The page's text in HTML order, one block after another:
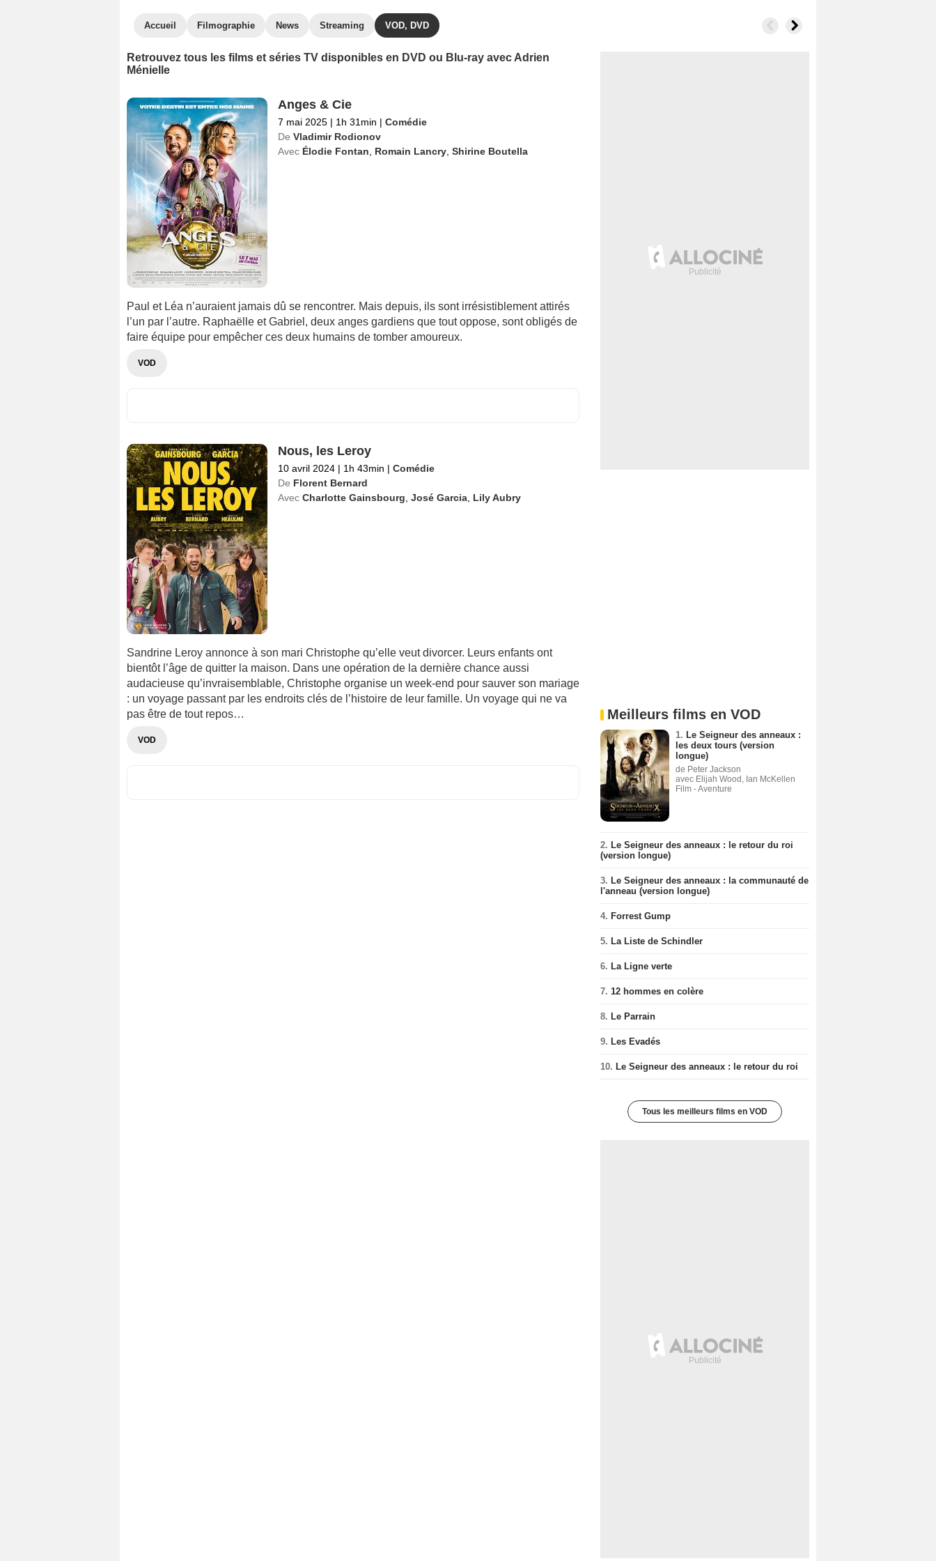
Accueil Filmographie News Streaming VOD, DVD
Retrouvez tous les films et séries TV disponibles en DVD ou Blu-ray avec Adrien
Ménielle
Anges & Cie
7 mai 2025 | 1h 31min | Comédie
De Vladimir Rodionov
Avec Élodie Fontan Romain Lancry, Shirine Boutella
Paul et Léa n’auraient jamais dû se rencontrer. Mais depuis, ils sont irrésistiblement attirés
l’un par l’autre. Raphaëlle et Gabriel, deux anges gardiens que tout oppose, sont obligés de
faire équipe pour empêcher ces deux humains de tomber amoureux.
VOD
Nous, les Leroy
10 avril 2024 | 1h 43min | Comédie
De Florent Bernard
Avec Charlotte Gainsbourg José Garcia, Lily Aubry
Sandrine Leroy annonce à son mari Christophe qu’elle veut divorcer. Leurs enfants ont
bientôt l’âge de quitter la maison. Dans une opération de la dernière chance aussi
audacieuse qu’invraisemblable, Christophe organise un week-end pour sauver son mariage
: un voyage passant par les endroits clés de l’histoire de leur famille. Un voyage qui ne va
pas être de tout repos…
VOD
Meilleurs films en VOD
1. Le Seigneur des anneaux :
les deux tours (version
longue)
de Peter Jackson
avec Elijah Wood, Ian McKellen
Film - Aventure
2. Le Seigneur des anneaux : le retour du roi
(version longue)
3. Le Seigneur des anneaux : la communauté de
l'anneau (version longue)
4. Forrest Gump
5. La Liste de Schindler
6. La Ligne verte
7. 12 hommes en colère
8. Le Parrain
9. Les Evadés
10. Le Seigneur des anneaux : le retour du roi
Tous les meilleurs films en VOD